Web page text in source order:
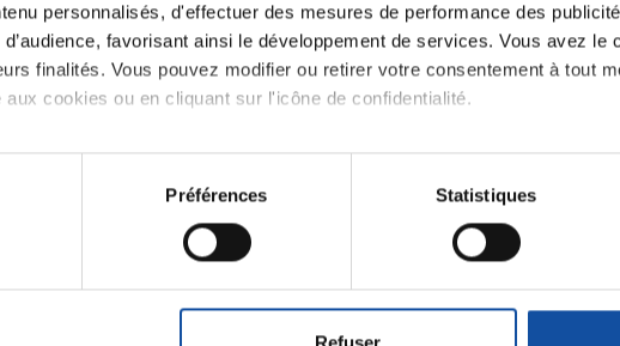
personnalisés, d'effectuer des mesures de performance des
favorisant ainsi le développement de services. Vous avez le
finalités. Vous pouvez modifier ou retirer votre consentement à tout
aux cookies ou en cliquant sur l'icône de confidentialité.
nous aimerions également :
informations sur votre localisation géographique qui peuvent être
modifier ou retirer votre consentement à tout moment à partir de la
Préférences Statistiques
Refuser
Thématiques
de la thyroïde et des voies respiratoires Cancer du sein